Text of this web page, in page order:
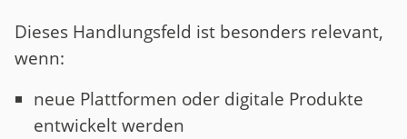
Dieses Handlungsfeld ist besonders relevant,
wenn:
neue Plattformen oder digitale Produkte
entwickelt werden